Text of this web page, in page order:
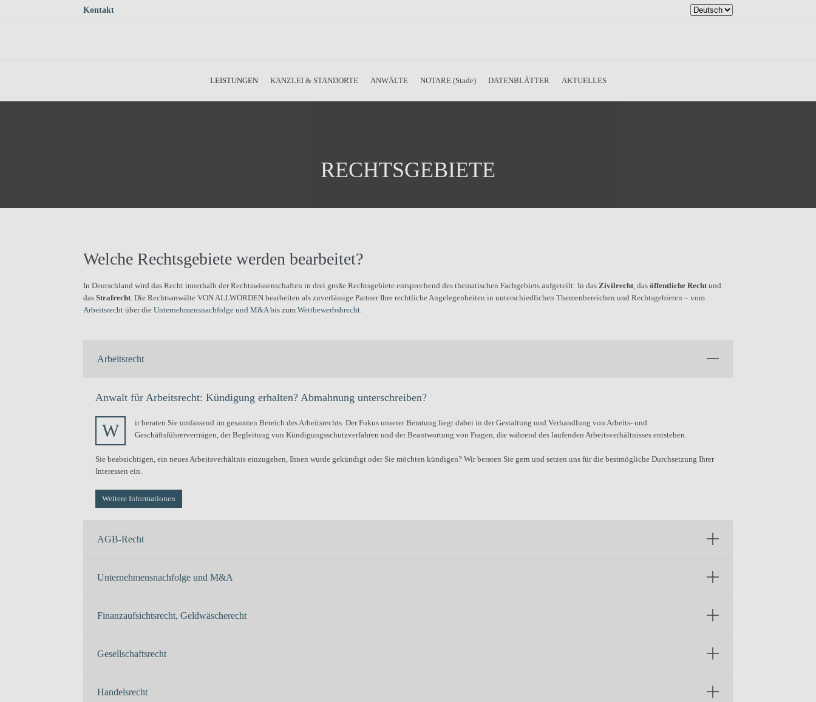
Kontakt
Sprache
LEISTUNGEN KANZLEI & STANDORTE ANWÄLTE NOTARE (Stade) DATENBLÄTTER AKTUELLES
RECHTSGEBIETE
Welche Rechtsgebiete werden bearbeitet?
In Deutschland wird das Recht innerhalb der Rechtswissenschaften in drei große Rechtsgebiete entsprechend des thematischen Fachgebiets aufgeteilt: In das Zivilrecht, das öffentliche Rechtund
das Strafrecht. Die Rechtsanwälte VON ALLWÖRDEN bearbeiten als zuverlässige Partner Ihre rechtliche Angelegenheiten in unterschiedlichen Themenbereichen und Rechtsgebieten – vom
Arbeitsrecht über die Unternehmensnachfolge und M&Abis zum Wettbewerbsbrecht.
Arbeitsrecht
Anwalt für Arbeitsrecht: Kündigung erhalten? Abmahnung unterschreiben?
W
ir beraten Sie umfassend im gesamten Bereich des Arbeitsrechts. Der Fokus unserer Beratung liegt dabei in der Gestaltung und Verhandlung von Arbeits- und
Geschäftsführerverträgen, der Begleitung von Kündigungsschutzverfahren und der Beantwortung von Fragen, die während des laufenden Arbeitsverhältnisses entstehen.
Sie beabsichtigen, ein neues Arbeitsverhältnis einzugehen, Ihnen wurde gekündigt oder Sie möchten kündigen? Wir beraten Sie gern und setzen uns für die bestmögliche Durchsetzung Ihrer
Interessen ein.
Weitere Informationen
AGB-Recht
Unternehmensnachfolge und M&A
Finanzaufsichtsrecht, Geldwäscherecht
Gesellschaftsrecht
Handelsrecht